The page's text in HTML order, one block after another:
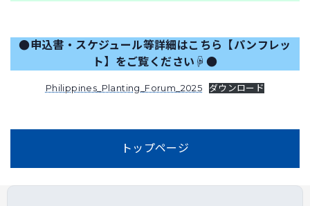
●申込書・スケジュール等詳細はこちら
【パンフレッ
ト】 をご覧ください☟●
Philippines_Planting_Forum_2025 ダウンロード
トップページ